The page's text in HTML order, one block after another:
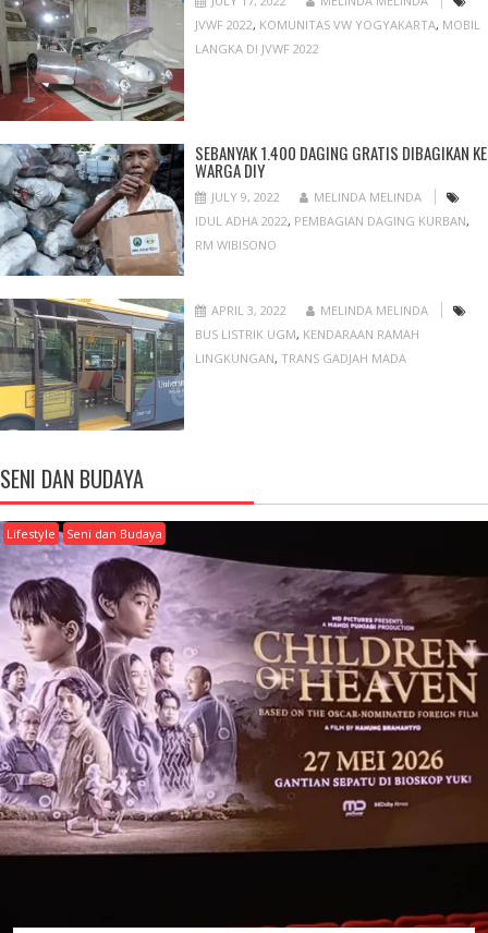
JVWF 2022, KOMUNITAS VW YOGYAKARTA, MOBIL
LANGKA DI JVWF 2022
SEBANYAK 1.400 DAGING GRATIS DIBAGIKAN KE
WARGA DIY
JULY 9, 2022
MELINDA MELINDA
IDUL ADHA 2022, PEMBAGIAN DAGING KURBAN,
RM WIBISONO
APRIL 3, 2022
MELINDA MELINDA
BUS LISTRIK UGM, KENDARAAN RAMAH
LINGKUNGAN,TRANS GADJAH MADA
SENI DAN BUDAYA
Lifestyle Seni dan Budaya